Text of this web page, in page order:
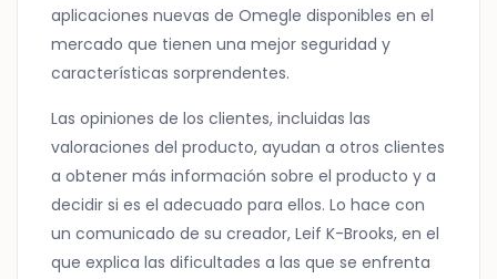
aplicaciones nuevas de Omegle disponibles en el
mercado que tienen una mejor seguridad y
características sorprendentes.
Las opiniones de los clientes, incluidas las
valoraciones del producto, ayudan a otros clientes
a obtener más información sobre el producto y a
decidir si es el adecuado para ellos. Lo hace con
un comunicado de su creador, Leif K-Brooks, en el
que explica las dificultades a las que se enfrenta